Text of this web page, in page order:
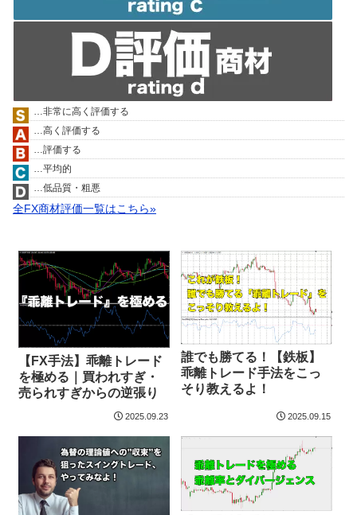
…非常に高く評価する
…高く評価する
…評価する
…平均的
…低品質・粗悪
全FX商材評価一覧はこちら»
【FX手法】乖離トレード
を極める｜買われすぎ・
売られすぎからの逆張り
2025.09.23
誰でも勝てる！【鉄板】
乖離トレード手法をこっ
そり教えるよ！
2025.09.15